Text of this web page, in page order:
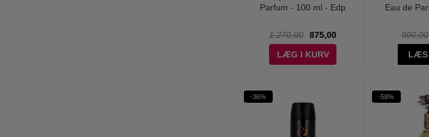
Parfum - 100 ml - Edp
1.270,00
875,00
LÆG I KURV
Eau de
990,00
LÆS
-36% -58%